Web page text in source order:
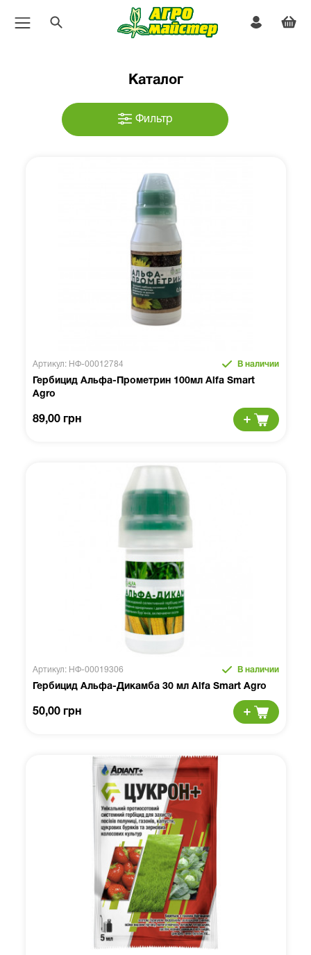
Каталог
Фильтр
Артикул: НФ-00012784 В наличии
Гербицид Альфа-Прометрин 100мл Alfa Smart
Agro
89,00 грн
Артикул: НФ-00019306 В наличии
Гербицид Альфа-Дикамба 30 мл Alfa Smart Agro
50,00 грн